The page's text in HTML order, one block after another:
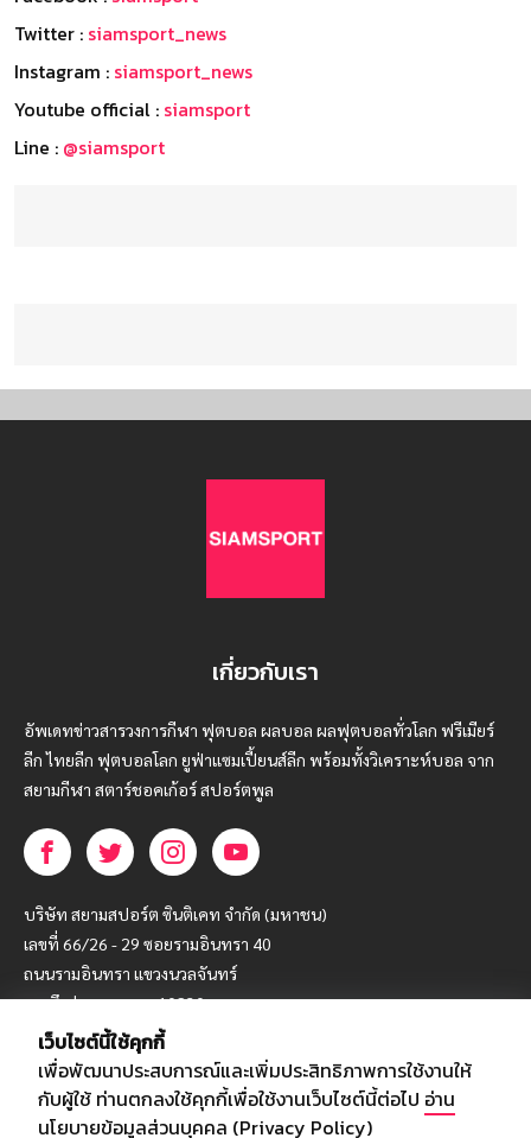
Twitter : siamsport_news
Instagram : siamsport_news
Youtube official : siamsport
Line : @siamsport
เกี่ยวกับเรา
อัพเดทข่าวสารวงการกีฬา ฟุตบอล ผลบอล ผลฟุตบอลทั่วโลก ฟรีเมียร์
ลีก ไทยลีก ฟุตบอลโลก ยูฟ่าแซมเปี้ยนส์ลีก พร้อมทั้งวิเคราะห์บอล จาก
สยามกีฬา สตาร์ชอคเก้อร์ สปอร์ตพูล
บริษัท สยามสปอร์ต ซินติเคท จำกัด (มหาชน)
เลขที่ 66/26 - 29 ซอยรามอินทรา 40
ถนนรามอินทรา แขวงนวลจันทร์
เขตบึงกุ่ม กรุงเทพฯ 10230
โทร : 02-5088-000
อีเมล์ : webmaster@siamsport.co.th
เว็บไซต์ : www.siamsport.co.th
เว็บไซต์นี้ใช้คุกกี้
เพื่อพัฒนาประสบการณ์และเพิ่มประสิทธิภาพการใช้งานให้
กับผู้ใช้ ท่านตกลงใช้คุกกี้เพื่อใช้งานเว็บไซต์นี้ต่อไป อ่าน
นโยบายข้อมูลส่วนบุคคล (Privacy Policy)